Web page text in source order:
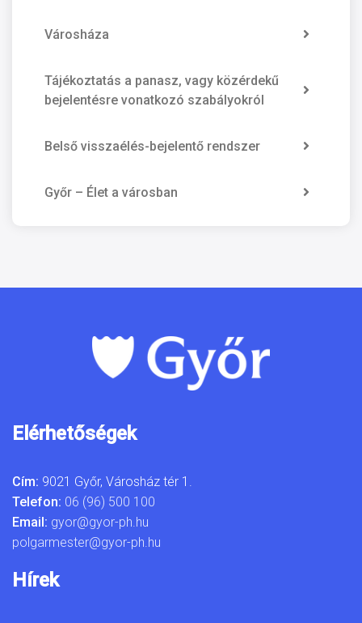
Városháza
Tájékoztatás a panasz, vagy közérdekű
bejelentésre vonatkozó szabályokról
Belső visszaélés-bejelentő rendszer
Győr – Élet a városban
Elérhetőségek
Cím: 9021 Győr, Városház tér 1.
Telefon: 06 (96) 500 100
Email: gyor@gyor-ph.hu
polgarmester@gyor-ph.hu
Hírek